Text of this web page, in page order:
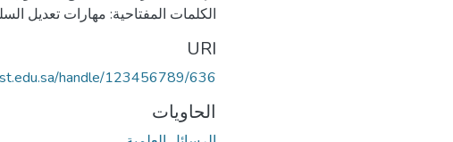
الكلمات المفتاحية: مهارات تعديل
URI
handle/123456789/636
الحاويات